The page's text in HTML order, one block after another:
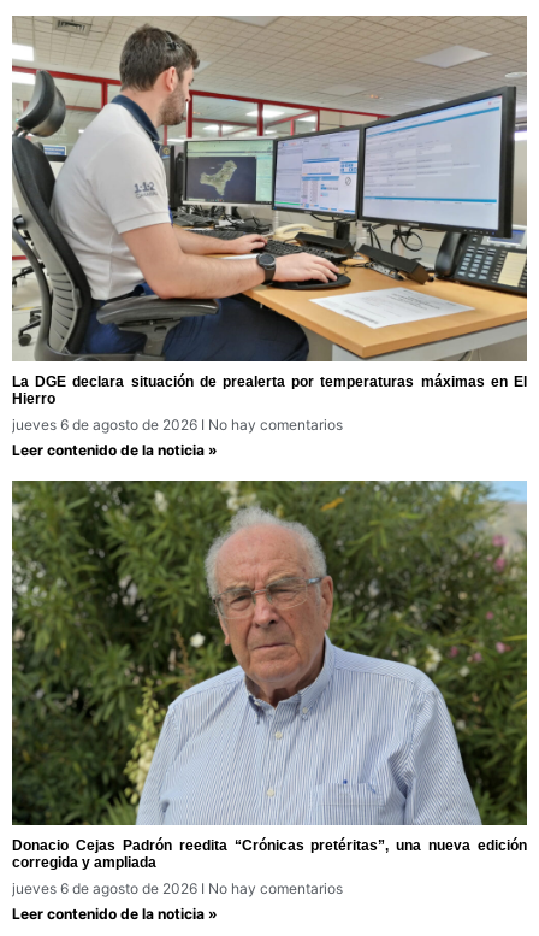
La DGE declara situación de prealerta por temperaturas máximas en El
Hierro
jueves 6 de agosto de 2026
No hay comentarios
Leer contenido de la noticia »
Donacio Cejas Padrón reedita “Crónicas pretéritas”, una nueva edición
corregida y ampliada
jueves 6 de agosto de 2026
No hay comentarios
Leer contenido de la noticia »